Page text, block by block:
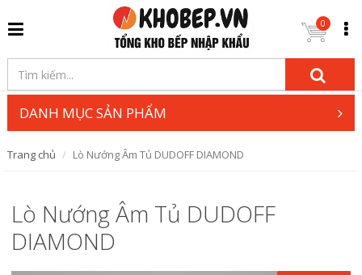
0
DANH MỤC SẢN PHẨM
Trang chủ Lò Nướng Âm Tủ DUDOFF DIAMOND
Lò Nướng Âm Tủ DUDOFF
DIAMOND